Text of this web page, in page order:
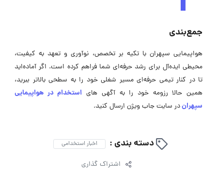
جمع‌بندی
هواپیمایی سپهران با تکیه بر تخصص، نوآوری و تعهد به کیفیت،
محیطی ایده‌آل برای رشد حرفه‌ای شما فراهم کرده است. اگر آماده‌اید
تا در کنار تیمی حرفه‌ای مسیر شغلی خود را به سطحی بالاتر ببرید،
همین حالا رزومه خود را به آگهی ‌های استخدام در هواپیمایی
سپهراندر سایت جاب ویژن ارسال کنید.
دسته بندی : اخبار استخدامی
اشتراک گذاری